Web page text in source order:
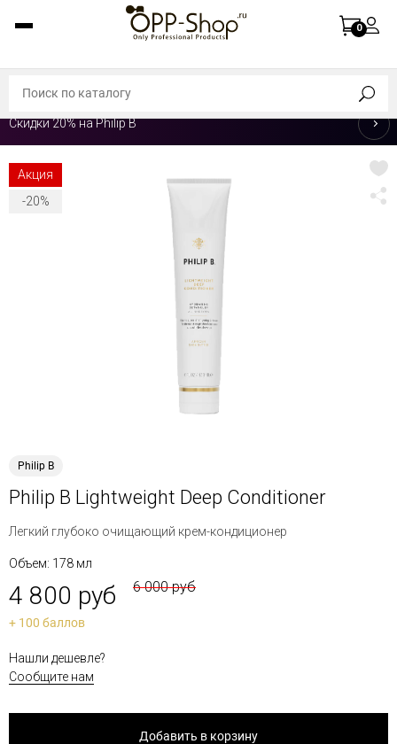
0
Скидки 20% на Philip B
Акция
-20%
Philip B
Philip B Lightweight Deep Conditioner
Легкий глубоко очищающий крем-кондиционер
Объем: 178 мл
4 800 руб 6 000 руб
+ 100 баллов
Нашли дешевле?
Сообщите нам
Добавить в корзину